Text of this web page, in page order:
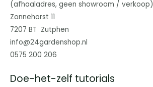
(afhaaladres, geen showroom / verkoop)
Zonnehorst 11
7207 BT Zutphen
info@24gardenshop.nl
0575 200 206
Doe-het-zelf tutorials